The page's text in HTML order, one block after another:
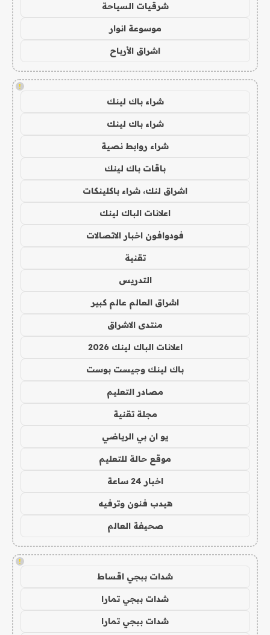
شرقيات السياحة
موسوعة انوار
اشراق الأرباح
!
شراء باك لينك
شراء باك لينك
شراء روابط نصية
باقات باك لينك
اشراق لنك، شراء باكلينكات
اعلانات الباك لينك
فودوافون اخبار الاتصالات
تقنية
التدريس
اشراق العالم عالم كبير
منتدى الاشراق
اعلانات الباك لينك 2026
باك لينك وجيست بوست
مصادر التعليم
مجلة تقنية
يو ان بي الرياضي
موقع حالة للتعليم
اخبار 24 ساعة
هيدب فنون وترفيه
صحيفة العالم
!
شدات ببجي اقساط
شدات ببجي تمارا
شدات ببجي تمارا